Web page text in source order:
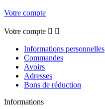
Votre compte
Votre compte  
Informations personnelles
Commandes
Avoirs
Adresses
Bons de réduction
Informations